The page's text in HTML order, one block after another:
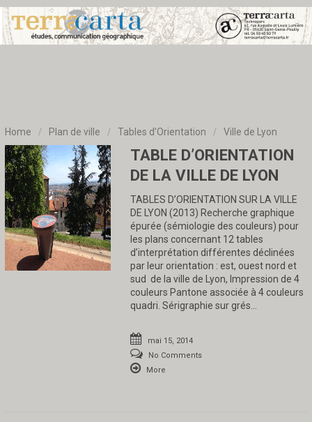
Home / Plan de ville / Tables d’Orientation / Ville de Lyon
TABLE D’ORIENTATION
DE LA VILLE DE LYON
TABLES D’ORIENTATION SUR LA VILLE
DE LYON (2013) Recherche graphique
épurée (sémiologie des couleurs) pour
les plans concernant 12 tables
d’interprétation différentes déclinées
par leur orientation : est, ouest nord et
sud de la ville de Lyon, Impression de 4
couleurs Pantone associée à 4 couleurs
quadri. Sérigraphie sur grés…
mai 15, 2014
No Comments
More